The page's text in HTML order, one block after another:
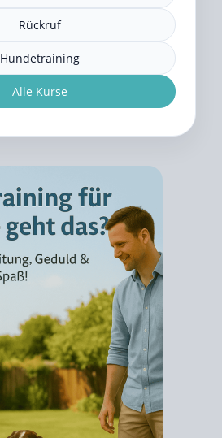
Rückruf
Hundetraining
Alle Kurse